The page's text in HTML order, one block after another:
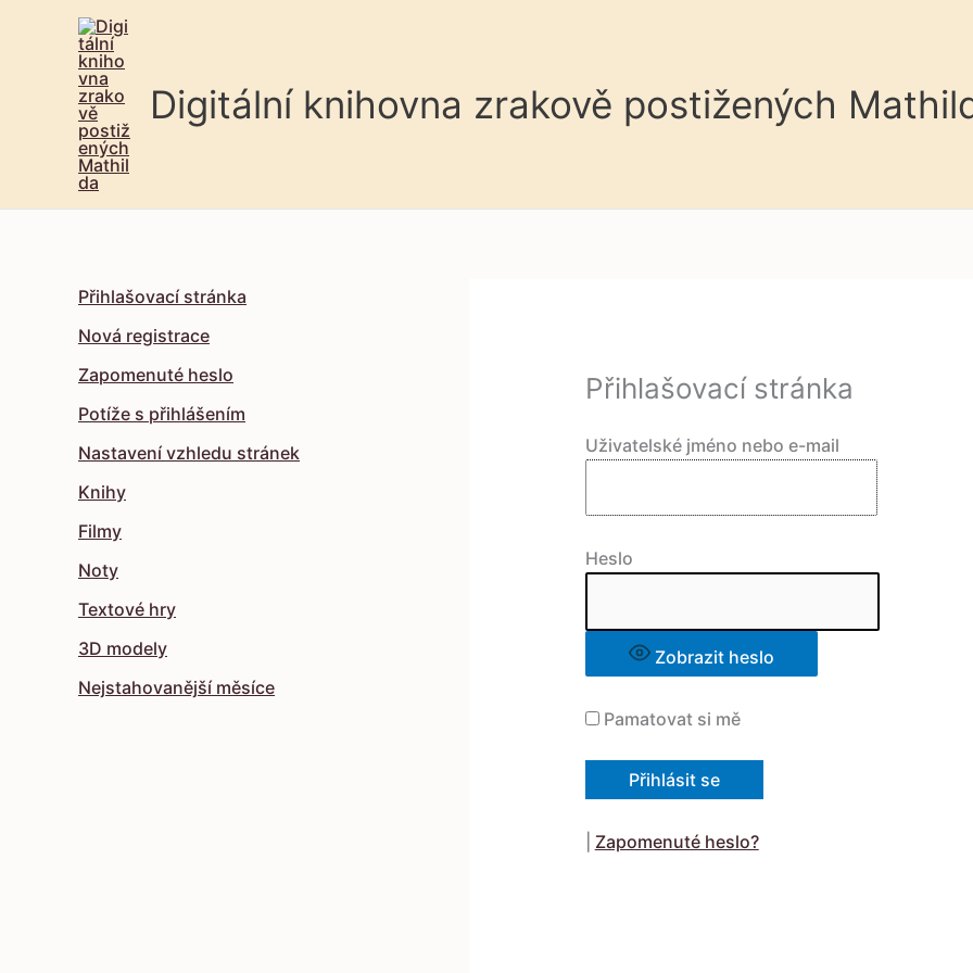
Digitální knihovna zrakově postižených
Přihlašovací stránka
Nová registrace
Zapomenuté heslo
Potíže s přihlášením
Nastavení vzhledu stránek
Knihy
Filmy
Noty
Textové hry
3D modely
Nejstahovanější měsíce
Přihlašovací stránka
Uživatelské jméno nebo e-mail
Heslo
Zobrazit heslo
Pamatovat si mě
Zapomenuté heslo?